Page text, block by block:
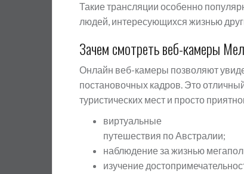
Такие трансляции особенно
людей, интересующихся жизнью
Зачем смотреть веб-камеры
Онлайн веб-камеры позволяют
постановочных кадров. Это
туристических мест и просто
виртуальные
путешествия по Австралии;
наблюдение за жизнью
изучение